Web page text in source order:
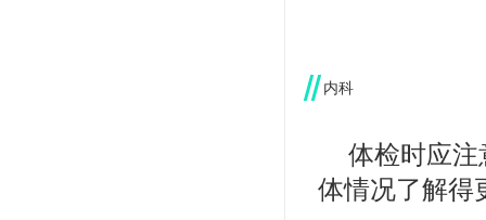
内科
体检时应
体情况了解得